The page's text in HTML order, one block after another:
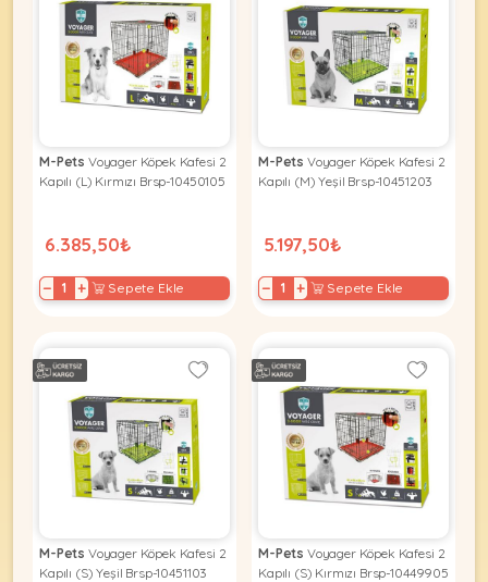
M-Pets Voyager Köpek Kafesi 2
Kapılı (L) Kırmızı Brsp-10450105
6.385,50₺
− + Sepete Ekle
M-Pets Voyager Köpek Kafesi 2
Kapılı (M) Yeşil Brsp-10451203
5.197,50₺
− + Sepete Ekle
M-Pets Voyager Köpek Kafesi 2
Kapılı (S) Yeşil Brsp-10451103
M-Pets Voyager Köpek Kafesi 2
Kapılı (S) Kırmızı Brsp-10449905